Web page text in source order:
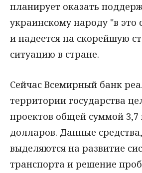
планирует оказать
украинскому народу "в это
и надеется на скорейшую
ситуацию в стране.
Сейчас Всемирный банк
территории государства
проектов общей суммой
долларов. Данные
выделяются на развитие
транспорта и решение